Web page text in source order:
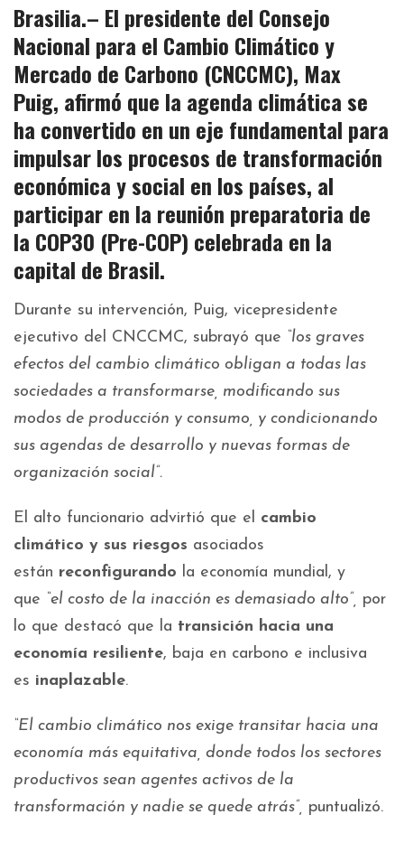
Brasilia.– El presidente del Consejo
Nacional para el Cambio Climático y
Mercado de Carbono (CNCCMC), Max
Puig, afirmó que la agenda climática se
ha convertido en un eje fundamental para
impulsar los procesos de transformación
económica y social en los países, al
participar en la reunión preparatoria de
la COP30 (Pre-COP) celebrada en la
capital de Brasil.
Durante su intervención, Puig, vicepresidente
ejecutivo del CNCCMC, subrayó que “los graves
efectos del cambio climático obligan a todas las
sociedades a transformarse, modificando sus
modos de producción y consumo, y condicionando
sus agendas de desarrollo y nuevas formas de
organización social”.
El alto funcionario advirtió que el cambio
climático y sus riesgos asociados
están reconfigurando la economía mundial, y
que “el costo de la inacción es demasiado alto”, por
lo que destacó que la transición hacia una
economía resiliente, baja en carbono e inclusiva
es inaplazable.
“El cambio climático nos exige transitar hacia una
economía más equitativa, donde todos los sectores
productivos sean agentes activos de la
transformación y nadie se quede atrás”, puntualizó.